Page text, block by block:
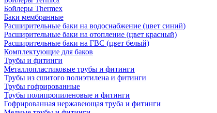
Бойлеры Thermex
Баки мембранные
Расширительные баки на водоснабжение (цвет синий)
Расширительные баки на отопление (цвет красный)
Расширительные баки на ГВС (цвет белый)
Комплектующие для баков
Трубы и фитинги
Металлопластиковые трубы и фитинги
Трубы из сшитого полиэтилена и фитинги
Трубы гофрированные
Трубы полипропиленовые и фитинги
Гофрированная нержавеющая труба и фитинги